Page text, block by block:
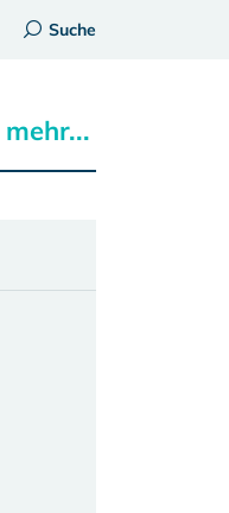
Suche
mehr...